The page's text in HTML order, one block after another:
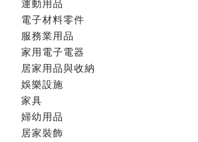
運動用品
電子材料零件
服務業用品
家用電子電器
居家用品與收納
娛樂設施
家具
婦幼用品
居家裝飾